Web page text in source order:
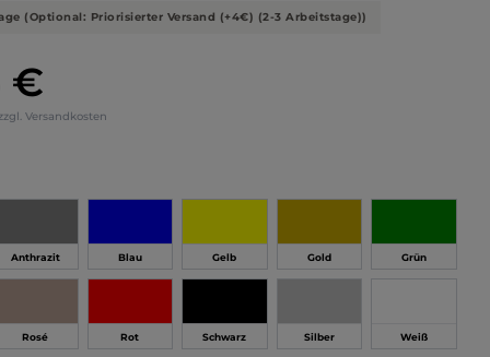
€
Versandkosten
(Optional: Priorisierter Versand (+4€) (2-3 Arbeitstage))
Anthrazit Blau Gelb Gold Grün
Rosé Rot Schwarz Silber Weiß